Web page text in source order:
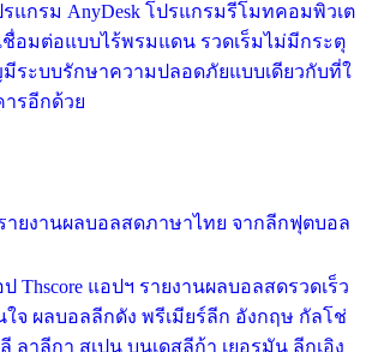
แกรม AnyDesk โปรแกรมรีโมทคอมพิวเต
ชื่อมต่อแบบไร้พรมแดน รวดเร็มไม่มีกระตุ
ระบบรักษาความปลอดภัยแบบเดียวกับที่ใ
รอีกด้วย
รายงานผลบอลสดภาษาไทย จากลีกฟุตบอล
Thscore แอปฯ รายงานผลบอลสดรวดเร็ว
จ ผลบอลลีกดัง พรีเมียร์ลีก อังกฤษ กัลโช่
ลาลีกา สเปน บุนเดสลีก้า เยอรมัน ลีกเอิง